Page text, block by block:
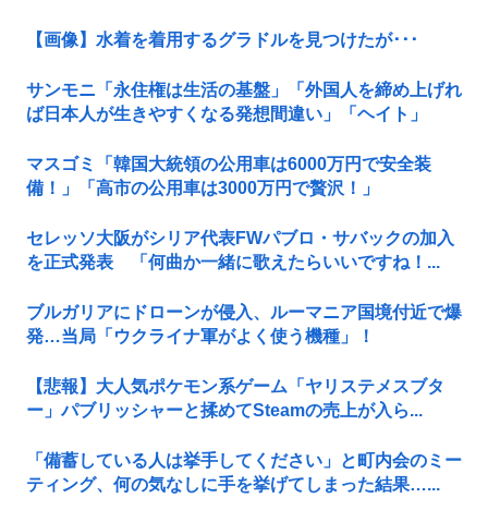
【画像】水着を着用するグラドルを見つけたが･･･
サンモニ「永住権は生活の基盤」「外国人を締め上げれ
ば日本人が生きやすくなる発想間違い」「ヘイト」
マスゴミ「韓国大統領の公用車は6000万円で安全装
備！」「高市の公用車は3000万円で贅沢！」
セレッソ大阪がシリア代表FWパブロ・サバックの加入
を正式発表 「何曲か一緒に歌えたらいいですね！...
ブルガリアにドローンが侵入、ルーマニア国境付近で爆
発…当局「ウクライナ軍がよく使う機種」！
【悲報】大人気ポケモン系ゲーム「ヤリステメスブタ
ー」パブリッシャーと揉めてSteamの売上が入ら...
「備蓄している人は挙手してください」と町内会のミー
ティング、何の気なしに手を挙げてしまった結果…...